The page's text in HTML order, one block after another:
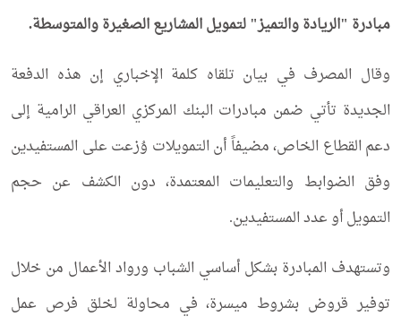
مبادرة "الريادة والتميز" لتمويل المشاريع الصغيرة والمتوسطة.
وقال المصرف في بيان تلقاه كلمة الإخباري إن هذه الدفعة
الجديدة تأتي ضمن مبادرات البنك المركزي العراقي الرامية إلى
دعم القطاع الخاص، مضيفاً أن التمويلات وُزعت على المستفيدين
وفق الضوابط والتعليمات المعتمدة، دون الكشف عن حجم
التمويل أو عدد المستفيدين.
وتستهدف المبادرة بشكل أساسي الشباب ورواد الأعمال من خلال
توفير قروض بشروط ميسرة، في محاولة لخلق فرص عمل